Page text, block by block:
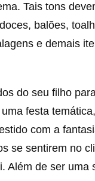
Tais tons
balões,
e demais
do seu filho
festa
com a
se sentirem no
Além de ser uma